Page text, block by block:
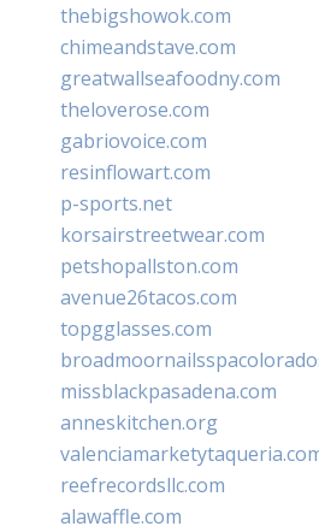
thebigshowok.com
chimeandstave.com
greatwallseafoodny.com
theloverose.com
gabriovoice.com
resinflowart.com
p-sports.net
korsairstreetwear.com
petshopallston.com
avenue26tacos.com
topgglasses.com
missblackpasadena.com
anneskitchen.org
reefrecordsllc.com
alawaffle.com